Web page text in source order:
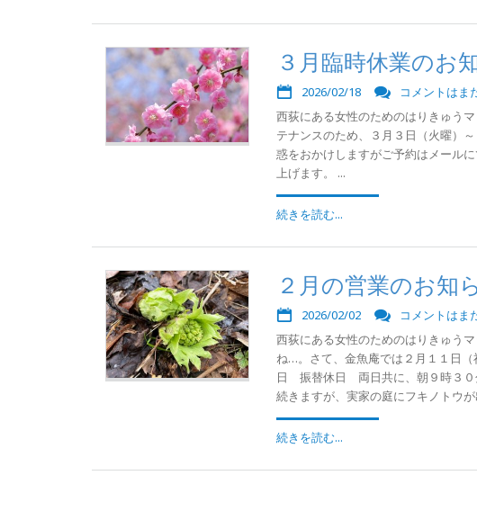
３月臨時休業のお
2026/02/18 コメントはま
西荻にある女性のためのはりきゅう
テナンスのため、３月３日（火曜）
惑をおかけしますがご予約はメール
上げます。 ...
続きを読む...
２月の営業のお知
2026/02/02 コメントはま
西荻にある女性のためのはりきゅう
ね…。さて、金魚庵では２月１１日
日 振替休日 両日共に、朝９時３０
続きますが、実家の庭にフキノトウが
続きを読む...